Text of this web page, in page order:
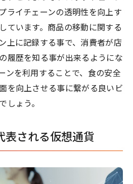
ライチェーンの透明性を向上す
ています。商品の移動に関する
上に記録する事で、消費者が店
履歴を知る事が出来るようにな
ンを利用することで、食の安全
を向上させる事に繋がる良いビ
しょう。
表される仮想通貨